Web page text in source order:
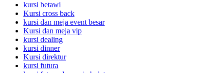
kursi betawi
Kursi cross back
kursi dan meja event besar
Kursi dan meja vip
kursi dealing
kursi dinner
Kursi direktur
kursi futura